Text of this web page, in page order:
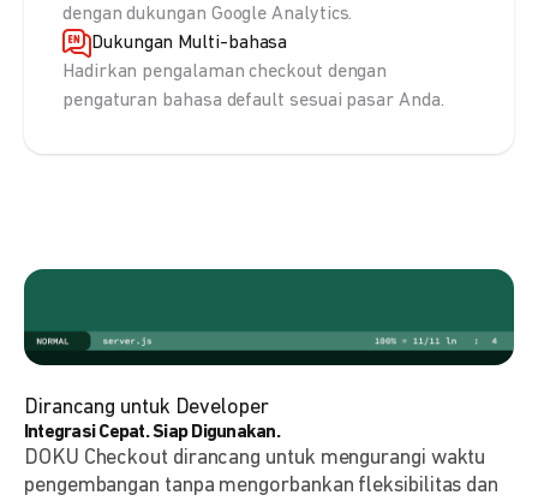
dengan dukungan Google Analytics.
Dukungan Multi-bahasa
Hadirkan pengalaman checkout dengan
pengaturan bahasa default sesuai pasar Anda.
Dirancang untuk Developer
Integrasi Cepat. Siap Digunakan.
DOKU Checkout dirancang untuk mengurangi waktu
pengembangan tanpa mengorbankan fleksibilitas dan